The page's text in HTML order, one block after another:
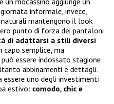
informale, invece,
naturali mantengono il look
punto di forza dei pantaloni
di adattarsi a stili diversi
capo semplice, ma
essere indossato stagione
abbinamenti e dettagli.
essere uno degli investimenti
estivo: comodo, chic e